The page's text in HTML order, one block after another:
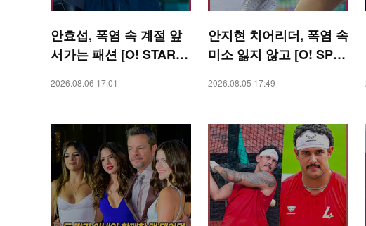
안효섭, 폭염 속 계절 앞
서가는 패션 [O! STAR
2026.08.06 17:01
안지현 치어리더, 폭염 속
미소 잃지 않고 [O! SPO
2026.08.05 17:49